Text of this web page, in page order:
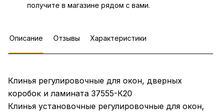
получите в магазине рядом с вами.
Описание Отзывы Характеристики
Клинья регулировочные для окон, дверных
коробок и ламината 37555-К20
Клинья установочные регулировочные для окон,